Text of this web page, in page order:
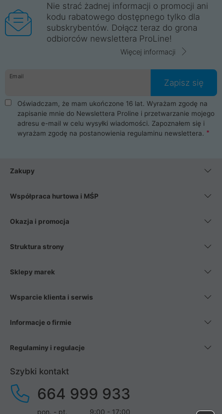
Nie strać żadnej informacji o promocji ani
kodu rabatowego dostępnego tylko dla
subskrybentów. Dołącz teraz do grona
odbiorców newslettera ProLine!
Więcej informacji
Email
Zapisz się
Oświadczam, że mam ukończone 16 lat. Wyrażam zgodę na
zapisanie mnie do Newslettera Proline i przetwarzanie mojego
adresu e-mail w celu wysyłki wiadomości. Zapoznałem się i
wyrażam zgodę na postanowienia regulaminu newslettera.
Zakupy
Współpraca hurtowa i MŚP
Okazja i promocja
Struktura strony
Sklepy marek
Wsparcie klienta i serwis
Informacje o firmie
Regulaminy i regulacje
Szybki kontakt
664 999 933
pon. - pt. 9:00 - 17:00